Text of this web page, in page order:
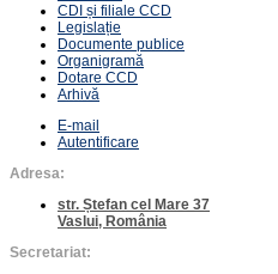
CDI și filiale CCD
Legislație
Documente publice
Organigramă
Dotare CCD
Arhivă
E-mail
Autentificare
Adresa:
str. Ștefan cel Mare 37
Vaslui, România
Secretariat: